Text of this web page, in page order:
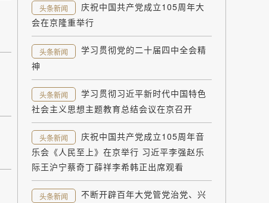
头条新闻
庆祝中国共产党成立105周年大
会在京隆重举行
头条新闻
学习贯彻党的二十届四中全会精
神
头条新闻
学习贯彻习近平新时代中国特色
社会主义思想主题教育总结会议在京召开
头条新闻
庆祝中国共产党成立105周年音
乐会《人民至上》在京举行 习近平李强赵乐
际王沪宁蔡奇丁薛祥李希韩正出席观看
头条新闻
不断开辟百年大党管党治党、兴